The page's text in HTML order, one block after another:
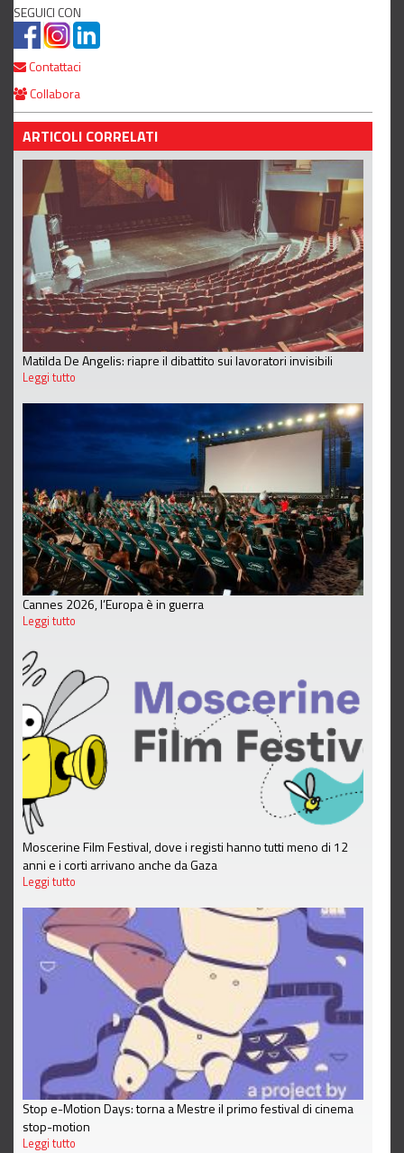
SEGUICI CON
Contattaci
Collabora
ARTICOLI CORRELATI
Matilda De Angelis: riapre il dibattito sui lavoratori invisibili
Leggi tutto
Cannes 2026, l’Europa è in guerra
Leggi tutto
Moscerine Film Festival, dove i registi hanno tutti meno di 12
anni e i corti arrivano anche da Gaza
Leggi tutto
Stop e-Motion Days: torna a Mestre il primo festival di cinema
stop-motion
Leggi tutto